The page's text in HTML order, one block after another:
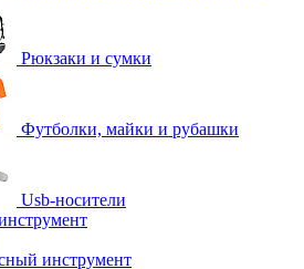
Рюкзаки и сумки
Футболки, майки и рубашки
Usb-носители
инструмент